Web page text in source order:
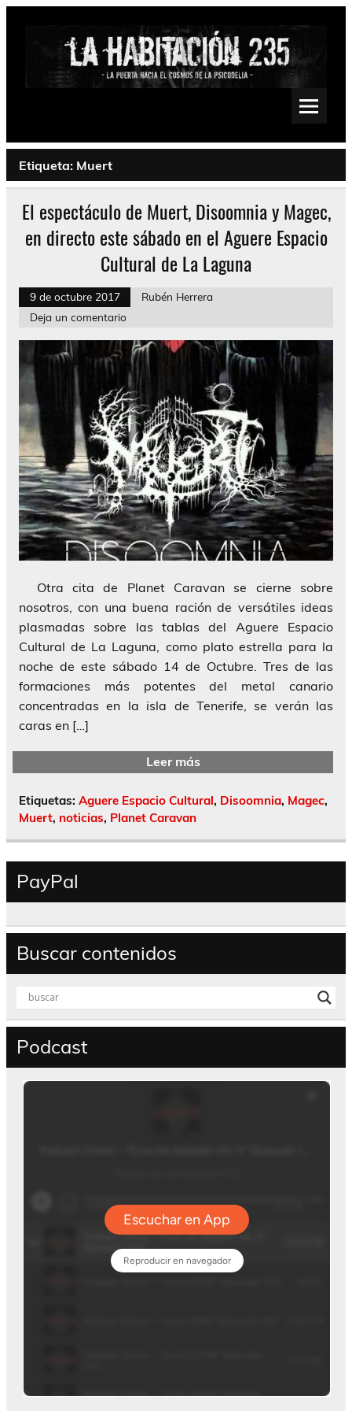
Saltar
Psychedelic, Stoner, Doom, Sludge, Fuzz, Space, Drone
Etiqueta: Muert
El espectáculo de Muert, Disoomnia y Magec,
en directo este sábado en el Aguere Espacio
Cultural de La Laguna
9 de octubre 2017
Rubén Herrera
Deja un comentario
Otra cita de Planet Caravan se cierne sobre
nosotros, con una buena ración de versátiles ideas
plasmadas sobre las tablas del Aguere Espacio
Cultural de La Laguna, como plato estrella para la
noche de este sábado 14 de Octubre. Tres de las
formaciones más potentes del metal canario
concentradas en la isla de Tenerife, se verán las
caras en […]
Leer más
Etiquetas: Aguere Espacio Cultural, Disoomnia, Magec,
Muert, noticias, Planet Caravan
PayPal
Buscar contenidos
Podcast